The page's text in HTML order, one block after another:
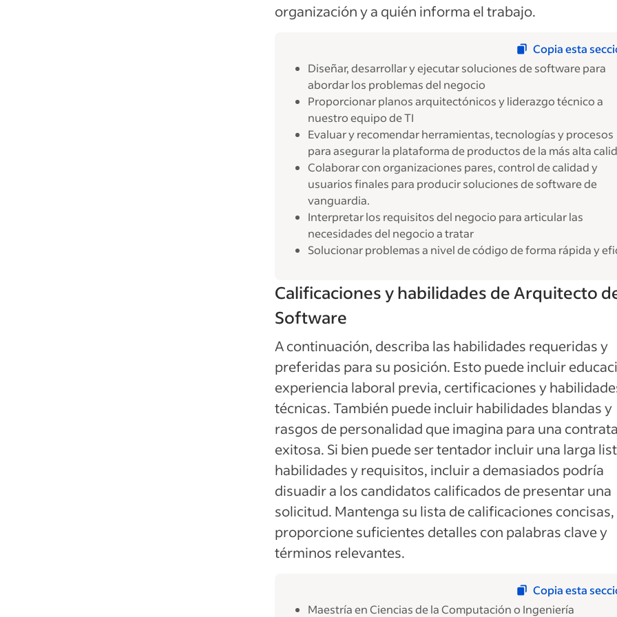
organización y a quién informa el trabajo.
Copia esta
Diseñar, desarrollar y ejecutar soluciones de software para
abordar los problemas del negocio
Proporcionar planos arquitectónicos y liderazgo técnico a
nuestro equipo de TI
Evaluar y recomendar herramientas, tecnologías y procesos
para asegurar la plataforma de productos de la más alta
Colaborar con organizaciones pares, control de calidad y
usuarios finales para producir soluciones de software de
vanguardia.
Interpretar los requisitos del negocio para articular las
necesidades del negocio a tratar
Solucionar problemas a nivel de código de forma rápida y
Calificaciones y habilidades de Arquitecto
Software
A continuación, describa las habilidades requeridas y
preferidas para su posición. Esto puede incluir
experiencia laboral previa, certificaciones y
técnicas. También puede incluir habilidades blandas y
rasgos de personalidad que imagina para una
exitosa. Si bien puede ser tentador incluir una larga
habilidades y requisitos, incluir a demasiados podría
disuadir a los candidatos calificados de presentar una
solicitud. Mantenga su lista de calificaciones
proporcione suficientes detalles con palabras clave y
términos relevantes.
Copia esta
Maestría en Ciencias de la Computación o Ingeniería